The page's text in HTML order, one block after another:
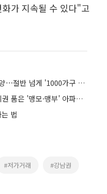
가 지속될 수 있다"고
3분기 새 아파트 5.4만 가구 분양⋯절반 넘게 '1000가구 대단지'
"3040이 찜했다"⋯학세권·공세권 품은 '맹모·맹부' 아파트 대세
법
#저가거래 #강남권